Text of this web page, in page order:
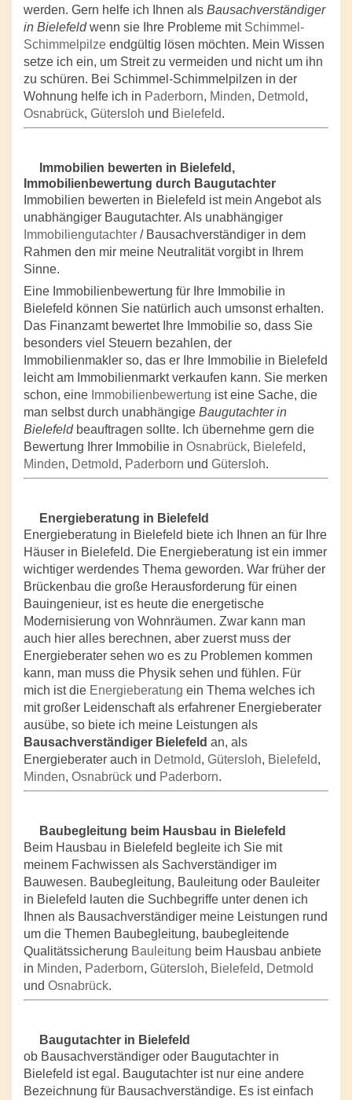
werden. Gern helfe ich Ihnen als Bausachverständiger
in Bielefeldwenn sie Ihre Probleme mit Schimmel-
Schimmelpilze endgültig lösen möchten. Mein Wissen
setze ich ein, um Streit zu vermeiden und nicht um ihn
zu schüren. Bei Schimmel-Schimmelpilzen in der
Wohnung helfe ich in Paderborn, Minden, Detmold,
Osnabrück, Gütersloh und Bielefeld.
Immobilien bewerten in Bielefeld,
Immobilienbewertung durch Baugutachter
Immobilien bewerten in Bielefeld ist mein Angebot als
unabhängiger Baugutachter. Als unabhängiger
Immobiliengutachter / Bausachverständiger in dem
Rahmen den mir meine Neutralität vorgibt in Ihrem
Sinne.
Eine Immobilienbewertung für Ihre Immobilie in
Bielefeld können Sie natürlich auch umsonst erhalten.
Das Finanzamt bewertet Ihre Immobilie so, dass Sie
besonders viel Steuern bezahlen, der
Immobilienmakler so, das er Ihre Immobilie in Bielefeld
leicht am Immobilienmarkt verkaufen kann. Sie merken
schon, eine Immobilienbewertung ist eine Sache, die
man selbst durch unabhängige Baugutachter in
Bielefeld beauftragen sollte. Ich übernehme gern die
Bewertung Ihrer Immobilie in Osnabrück, Bielefeld,
Minden, Detmold, Paderborn und Gütersloh.
Energieberatung in Bielefeld
Energieberatung in Bielefeld biete ich Ihnen an für Ihre
Häuser in Bielefeld. Die Energieberatung ist ein immer
wichtiger werdendes Thema geworden. War früher der
Brückenbau die große Herausforderung für einen
Bauingenieur, ist es heute die energetische
Modernisierung von Wohnräumen. Zwar kann man
auch hier alles berechnen, aber zuerst muss der
Energieberater sehen wo es zu Problemen kommen
kann, man muss die Physik sehen und fühlen. Für
mich ist die Energieberatung ein Thema welches ich
mit großer Leidenschaft als erfahrener Energieberater
ausübe, so biete ich meine Leistungen als
Bausachverständiger Bielefeld an, als
Energieberater auch in Detmold, Gütersloh, Bielefeld,
Minden, Osnabrück und Paderborn.
Baubegleitung beim Hausbau in Bielefeld
Beim Hausbau in Bielefeld begleite ich Sie mit
meinem Fachwissen als Sachverständiger im
Bauwesen. Baubegleitung, Bauleitung oder Bauleiter
in Bielefeld lauten die Suchbegriffe unter denen ich
Ihnen als Bausachverständiger meine Leistungen rund
um die Themen Baubegleitung, baubegleitende
Qualitätssicherung Bauleitung beim Hausbau anbiete
in Minden, Paderborn, Gütersloh, Bielefeld, Detmold
und Osnabrück.
Baugutachter in Bielefeld
ob Bausachverständiger oder Baugutachter in
Bielefeld ist egal. Baugutachter ist nur eine andere
Bezeichnung für Bausachverständige. Es ist einfach